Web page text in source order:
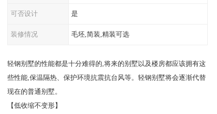
可否设计 是
装修情况 毛坯,简装,精装可选
轻钢别墅的性能都是十分难得的,将来的别墅以及楼房都应该拥有这
些性能,保温隔热、保护环境抗震抗台风等。轻钢别墅将会逐渐代替
现在的普通别墅。
【低收缩不变形】